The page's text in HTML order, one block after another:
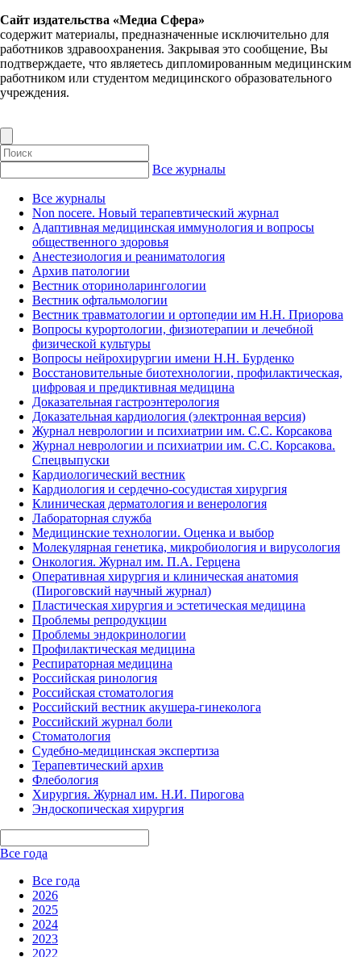
Сайт издательства «Медиа Сфера»
содержит материалы, предназначенные исключительно для
работников здравоохранения. Закрывая это сообщение, Вы
подтверждаете, что являетесь дипломированным медицинским
работником или студентом медицинского образовательного
учреждения.
Все журналы
Все журналы
Non nocere. Новый терапевтический журнал
Адаптивная медицинская иммунология и вопросы
общественного здоровья
Анестезиология и реаниматология
Архив патологии
Вестник оториноларингологии
Вестник офтальмологии
Вестник травматологии и ортопедии им Н.Н. Приорова
Вопросы курортологии, физиотерапии и лечебной
физической культуры
Вопросы нейрохирургии имени Н.Н. Бурденко
Восстановительные биотехнологии, профилактическая,
цифровая и предиктивная медицина
Доказательная гастроэнтерология
Доказательная кардиология (электронная версия)
Журнал неврологии и психиатрии им. С.С. Корсакова
Журнал неврологии и психиатрии им. С.С. Корсакова.
Спецвыпуски
Кардиологический вестник
Кардиология и сердечно-сосудистая хирургия
Клиническая дерматология и венерология
Лабораторная служба
Медицинские технологии. Оценка и выбор
Молекулярная генетика, микробиология и вирусология
Онкология. Журнал им. П.А. Герцена
Оперативная хирургия и клиническая анатомия
(Пироговский научный журнал)
Пластическая хирургия и эстетическая медицина
Проблемы репродукции
Проблемы эндокринологии
Профилактическая медицина
Респираторная медицина
Российская ринология
Российская стоматология
Российский вестник акушера-гинеколога
Российский журнал боли
Стоматология
Судебно-медицинская экспертиза
Терапевтический архив
Флебология
Хирургия. Журнал им. Н.И. Пирогова
Эндоскопическая хирургия
Все года
Все года
2026
2025
2024
2023
2022